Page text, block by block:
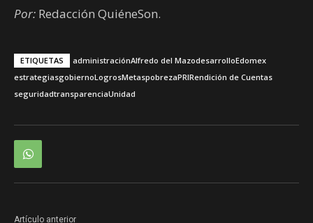
Por: Redacción QuiéneSon.
ETIQUETAS administraciónAlfredo del MazodesarrolloEdomex
estrategiasgobiernoLogrosMetaspobrezaPRIRendición de Cuentas
seguridadtransparenciaUnidad
Artículo anterior